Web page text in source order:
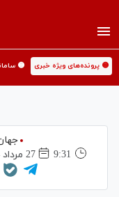
🟡 پرونده‌های ویژه خبری 🟡
9:31
27 مرداد 1404